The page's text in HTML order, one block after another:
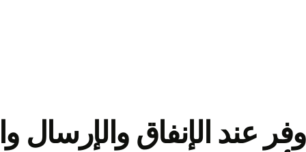
وفر عند الإنفاق والإرسال